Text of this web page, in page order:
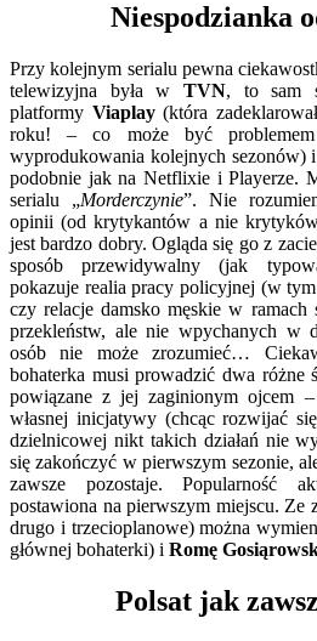
Niespodzianka
Przy kolejnym serialu pewna
telewizyjna była w TVN, to sam
platformy Viaplay(która
roku! – co może być
wyprodukowania kolejnych sezonów)
podobnie jak na Netflixie i Playerze.
serialu „Morderczynie”. Nie
opinii (od krytykantów a nie
jest bardzo dobry. Ogląda się go z
sposób przewidywalny (jak
pokazuje realia pracy policyjnej (w
czy relacje damsko męskie w ramach
przekleństw, ale nie wpychanych w
osób nie może zrozumieć…
bohaterka musi prowadzić dwa różne
powiązane z jej zaginionym ojcem
własnej inicjatywy (chcąc rozwijać
dzielnicowej nikt takich działań nie
się zakończyć w pierwszym sezonie,
zawsze pozostaje. Popularność
postawiona na pierwszym miejscu. Ze
drugo i trzecioplanowe) można
głównej bohaterki) i Romę
Polsat jak